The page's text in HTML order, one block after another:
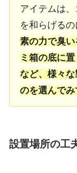
アイテムは
を和らげるの
素の力で臭
ミ箱の底に
など、様々
のを選んでみ
設置場所の工